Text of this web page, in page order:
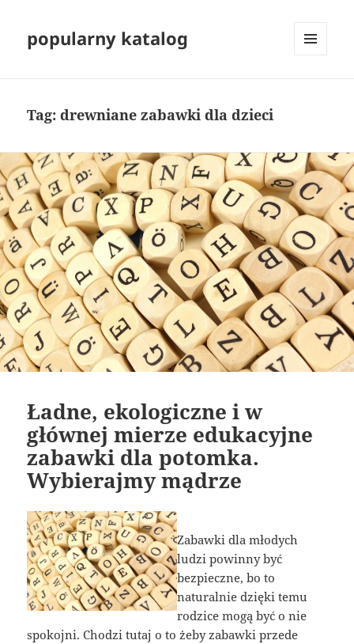
popularny katalog
Tag:drewniane zabawki dla dzieci
Ładne, ekologiczne i w
głównej mierze edukacyjne
zabawki dla potomka.
Wybierajmy mądrze
Zabawki dla młodych
ludzi powinny być
bezpieczne, bo to
naturalnie dzięki temu
rodzice mogą być o nie
spokojni. Chodzi tutaj o to żeby zabawki przede